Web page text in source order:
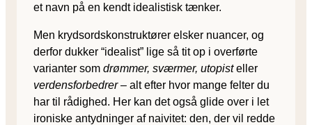
et navn på en kendt idealistisk tænker.
Men krydsordskonstruktører elsker nuancer, og
derfor dukker “idealist” lige så tit op i overførte
varianter som drømmer, sværmer, utopisteller
verdensforbedrer– alt efter hvor mange felter du
har til rådighed. Her kan det også glide over i let
ironiske antydninger af naivitet: den, der vil redde